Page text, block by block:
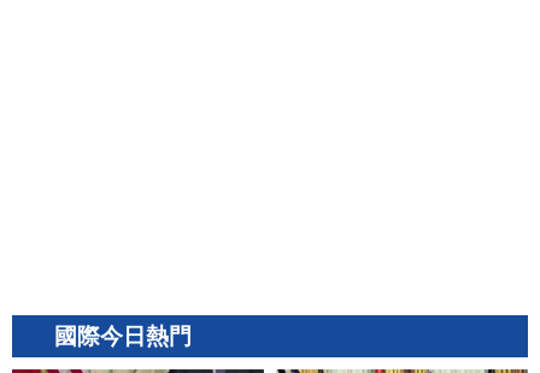
國際今日熱門